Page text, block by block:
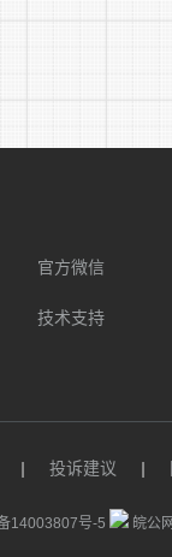
官方微信
技术支持
| 投诉建议 |
14003807号-5 皖公